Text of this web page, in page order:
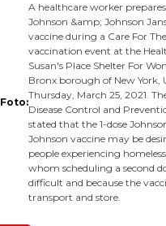
Foto:
A healthcare worker
Johnson &amp; Johnson
vaccine during a Care For
vaccination event at the
Susan's Place Shelter For
Bronx borough of New York,
Thursday, March 25, 2021.
Disease Control and
stated that the 1-dose
Johnson vaccine may be
people experiencing
whom scheduling a second
difficult and because the
transport and store.